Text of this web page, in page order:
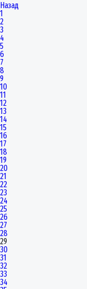
Назад
1
2
3
4
5
6
7
8
9
10
11
12
13
14
15
16
17
18
19
20
21
22
23
24
25
26
27
28
29
30
31
32
33
34